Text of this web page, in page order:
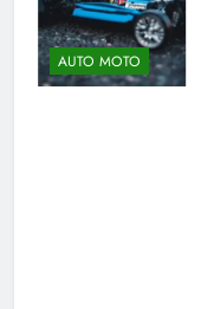
AUTO MOTO
5